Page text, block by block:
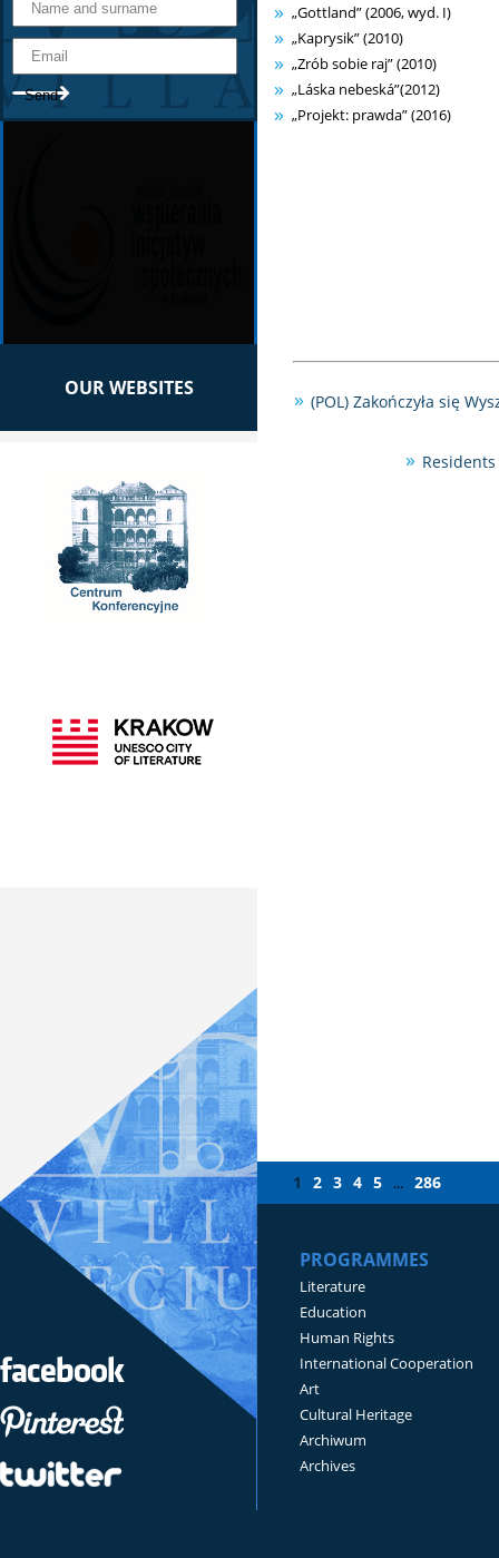
OUR WEBSITES
„Gottland” (2006, wyd. I)
„Kaprysik” (2010)
„Zrób sobie raj” (2010)
„Láska nebeská”(2012)
„Projekt: prawda” (2016)
(POL) Zakończyła się
1 2 3 4 5 ... 286
PROGRAMMES
Literature
Education
Human Rights
International Cooperation
Art
Cultural Heritage
Archiwum
Archives